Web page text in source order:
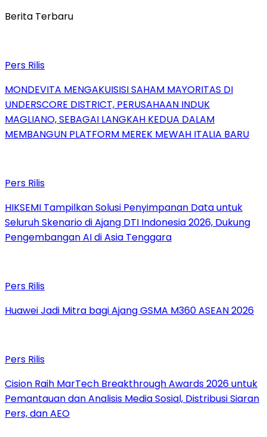
Berita Terbaru
Pers Rilis
MONDEVITA MENGAKUISISI SAHAM MAYORITAS DI
UNDERSCORE DISTRICT, PERUSAHAAN INDUK
MAGLIANO, SEBAGAI LANGKAH KEDUA DALAM
MEMBANGUN PLATFORM MEREK MEWAH ITALIA BARU
Pers Rilis
HIKSEMI Tampilkan Solusi Penyimpanan Data untuk
Seluruh Skenario di Ajang DTI Indonesia 2026, Dukung
Pengembangan AI di Asia Tenggara
Pers Rilis
Huawei Jadi Mitra bagi Ajang GSMA M360 ASEAN 2026
Pers Rilis
Cision Raih MarTech Breakthrough Awards 2026 untuk
Pemantauan dan Analisis Media Sosial, Distribusi Siaran
Pers, dan AEO